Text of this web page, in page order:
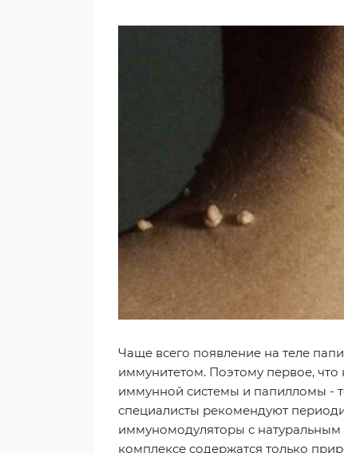
Чаще всего появление на теле
иммунитетом. Поэтому первое, что
иммунной системы и папилломы -
специалисты рекомендуют
иммуномодуляторы с натуральным
комплексе содержатся только